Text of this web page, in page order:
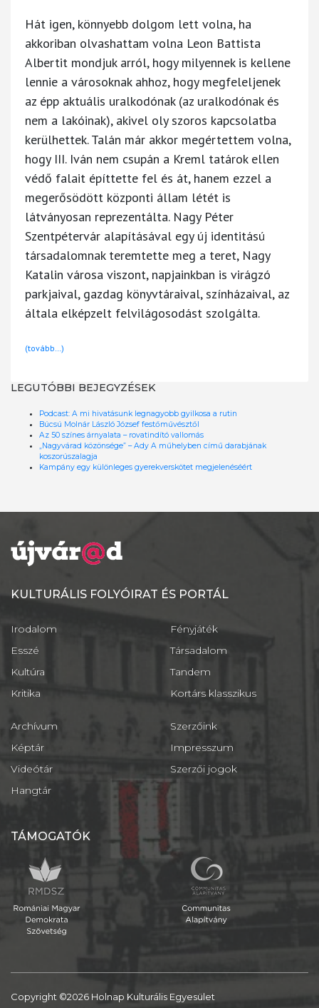
Hát igen, könnyebb dolgom lett volna, ha
akkoriban olvashattam volna Leon Battista
Albertit mondjuk arról, hogy milyennek is kellene
lennie a városoknak ahhoz, hogy megfeleljenek
az épp aktuális uralkodónak (az uralkodónak és
nem a lakóinak), akivel oly szoros kapcsolatba
kerülhettek. Talán már akkor megértettem volna,
hogy III. Iván nem csupán a Kreml tatárok ellen
védő falait építtette fel és át, hanem ezzel a
megerősödött központi állam létét is
látványosan reprezentálta. Nagy Péter
Szentpétervár alapításával egy új identitású
társadalomnak teremtette meg a teret, Nagy
Katalin városa viszont, napjainkban is virágzó
parkjaival, gazdag könyvtáraival, színházaival, az
általa elképzelt felvilágosodást szolgálta.
(tovább…)
LEGUTÓBBI BEJEGYZÉSEK
Podcast: A mi hivatásunk legnagyobb gyilkosa a rutin
Búcsú Molnár László József festőművésztől
Az 50 színes árnyalata – rovatindító vallomás
„Nagyvárad közönsége” – Ady A műhelyben című darabjának
koszorúszalagja
Kampány egy különleges gyerekverskötet megjelenéséért
KULTURÁLIS FOLYÓIRAT ÉS PORTÁL
Irodalom
Esszé
Kultúra
Kritika
Fényjáték
Társadalom
Tandem
Kortárs klasszikus
Archívum
Képtár
Videótár
Hangtár
Szerzőink
Impresszum
Szerzői jogok
TÁMOGATÓK
Copyright ©2026 Holnap Kulturális Egyesület